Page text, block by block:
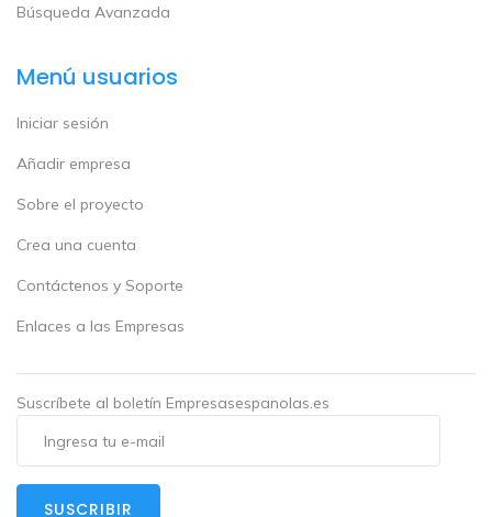
Búsqueda Avanzada
Menú usuarios
Iniciar sesión
Añadir empresa
Sobre el proyecto
Crea una cuenta
Contáctenos y Soporte
Enlaces a las Empresas
Suscríbete al boletín Empresasespanolas.es
SUSCRIBIR